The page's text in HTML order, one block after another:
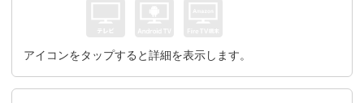
アイコンをタップすると詳細を表示します。